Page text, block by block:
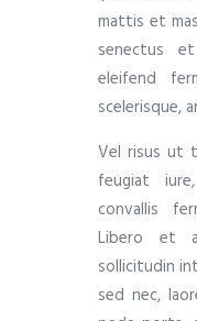
mattis et
senectus
eleifend
scelerisque,
Vel risus ut
feugiat
convallis
Libero et
sollicitudin
sed nec,